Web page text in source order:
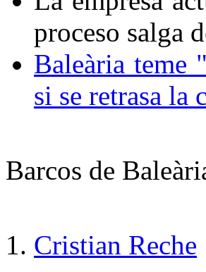
proceso salga
Baleària teme
si se retrasa la
Barcos de
Cristian Reche